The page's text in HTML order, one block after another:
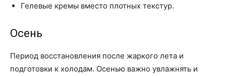
Гелевые кремы вместо плотных текстур.
Осень
Период восстановления после жаркого лета и
подготовки к холодам. Осенью важно увлажнять и